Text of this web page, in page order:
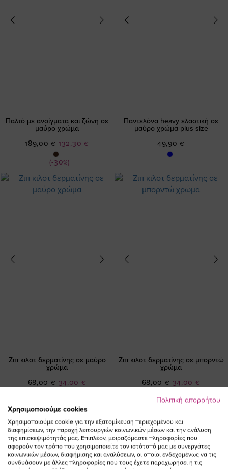
Παλτό με ανοίγματα και ζώνη σε
μαύρο χρώμα
(-30%)
Ειδική
Τιμή
132,30 €
189,00 €
Παντελόνα heavy ελαστική σε
μαύρο χρώμα plus size
49,90 €
Ζιπ κιλοτ δερματίνης σε μαύρο
χρώμα
Ειδική
34,00 €
68,00 €
Ζιπ κιλοτ δερματίνης σε μπορντώ
χρώμα
(-50%)
Ειδική
34,00 €
68,00 €
Πολιτική απορρήτου
Χρησιμοποιούμε cookies
Χρησιμοποιούμε cookie για την εξατομίκευση περιεχομένου και
διαφημίσεων, την παροχή λειτουργιών κοινωνικών μέσων και την ανάλυση
της επισκεψιμότητάς μας. Επιπλέον, μοιραζόμαστε πληροφορίες που
αφορούν τον τρόπο που χρησιμοποιείτε τον ιστότοπό μας με συνεργάτες
κοινωνικών μέσων, διαφήμισης και αναλύσεων, οι οποίοι ενδεχομένως να τις
συνδυάσουν με άλλες πληροφορίες που τους έχετε παραχωρήσει ή τις